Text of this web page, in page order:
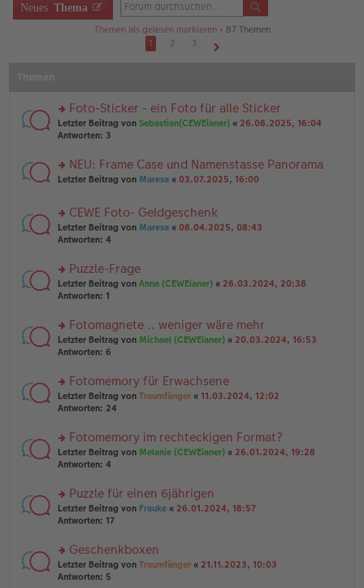
Neues Thema
Themen als gelesen markieren• 87 Themen
1
2
3
rs
te
n
g
es
e
n
er
ei
tr
a
Foto-Sticker - ein Foto für alle Sticker
Letzter Beitrag von Sebastian(CEWEianer) « 26.08.2025, 16:04
Antworten: 3
rs
u
n
g
es
e
n
er
ei
tr
a
NEU: Frame Case und Namenstasse Panorama
Letzter Beitrag von Maresa « 03.07.2025, 16:00
rs
te
n
g
el
e
n
er
tr
a
g
CEWE Foto- Geldgeschenk
Letzter Beitrag von Maresa « 08.04.2025, 08:43
Antworten: 4
rs
te
n
g
el
e
n
er
tr
a
g
Puzzle-Frage
Letzter Beitrag von Anna (CEWEianer) « 26.03.2024, 20:38
Antworten: 1
rs
te
n
g
el
e
n
er
tr
a
g
Fotomagnete .. weniger wäre mehr
Letzter Beitrag von Michael (CEWEianer) « 20.03.2024, 16:53
Antworten: 6
rs
te
n
g
el
e
n
er
tr
a
g
Fotomemory für Erwachsene
Letzter Beitrag von Traumfänger « 11.03.2024, 12:02
Antworten: 24
rs
te
n
g
el
e
n
er
Fotomemory im rechteckigen Format?
Letzter Beitrag von Melanie (CEWEianer) « 26.01.2024, 19:28
Antworten: 4
rs
te
n
g
el
Puzzle für einen 6jährigen
Letzter Beitrag von Frauke « 26.01.2024, 18:57
Antworten: 17
rs
te
Geschenkboxen
Letzter Beitrag von Traumfänger « 21.11.2023, 10:03
Antworten: 5